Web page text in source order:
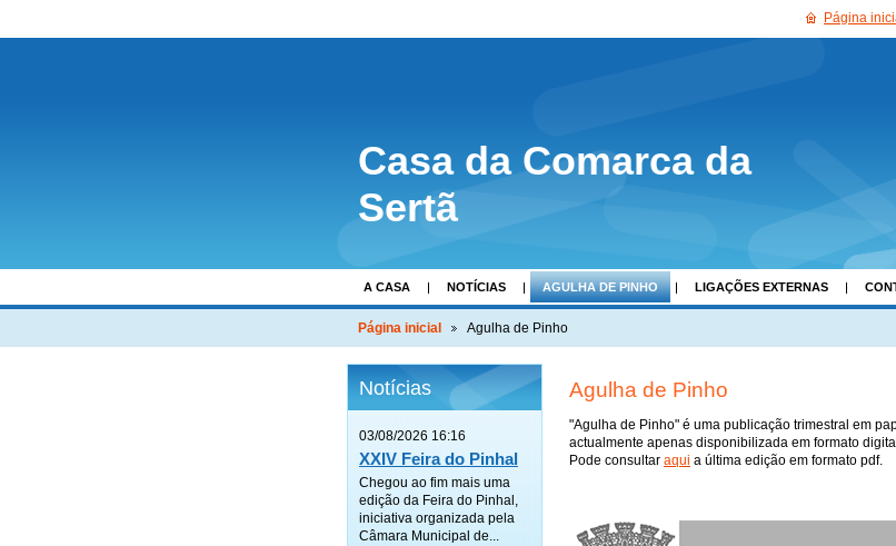
Casa da Comarca da
Sertã
A CASA NOTÍCIAS AGULHA DE PINHO LIGAÇÕES EXTERNAS
Página inicial Agulha de Pinho
Agulha de Pinho
"Agulha de Pinho" é uma publicação trimestral em
actualmente apenas disponibilizada em formato
Pode consultar aqui a última edição em formato pdf.
Notícias
03/08/2026 16:16
XXIV Feira do Pinhal
Chegou ao fim mais uma
edição da Feira do Pinhal,
iniciativa organizada pela
Câmara Municipal de...
Página